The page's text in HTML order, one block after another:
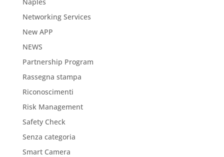
Networking Services
New APP
NEWS
Partnership Program
Rassegna stampa
Riconoscimenti
Risk Management
Safety Check
Senza categoria
Smart Camera